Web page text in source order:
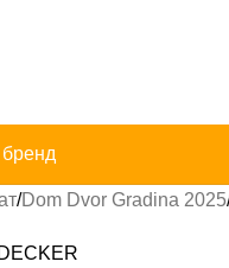
бренд
Dom Dvor Gradina 2025